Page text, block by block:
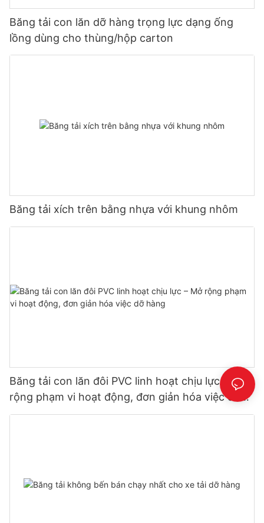
Băng tải con lăn dỡ hàng trọng lực dạng ống
lồng dùng cho thùng/hộp carton
Băng tải xích trên bằng nhựa với khung nhôm
Băng tải con lăn đôi PVC linh hoạt chịu lực – Mở
rộng phạm vi hoạt động, đơn giản hóa việc dỡ
hàng